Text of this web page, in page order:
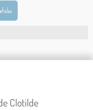
Clotilde